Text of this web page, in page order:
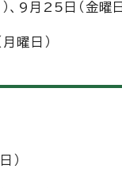
9月25日（金曜日
曜日）
）